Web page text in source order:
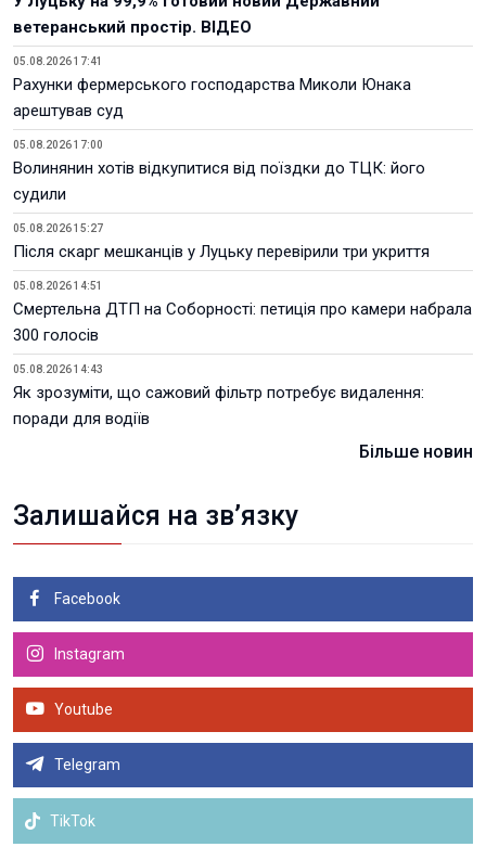
ветеранський простір. ВІДЕО
05.08.2026 17:41
Рахунки фермерського господарства Миколи Юнака
арештував суд
05.08.2026 17:00
Волинянин хотів відкупитися від поїздки до ТЦК: його
судили
05.08.2026 15:27
Після скарг мешканців у Луцьку перевірили три укриття
05.08.2026 14:51
Смертельна ДТП на Соборності: петиція про камери набрала
300 голосів
05.08.2026 14:43
Як зрозуміти, що сажовий фільтр потребує видалення:
поради для водіїв
Більше новин
Залишайся на зв’язку
Facebook
Instagram
Youtube
Telegram
TikTok